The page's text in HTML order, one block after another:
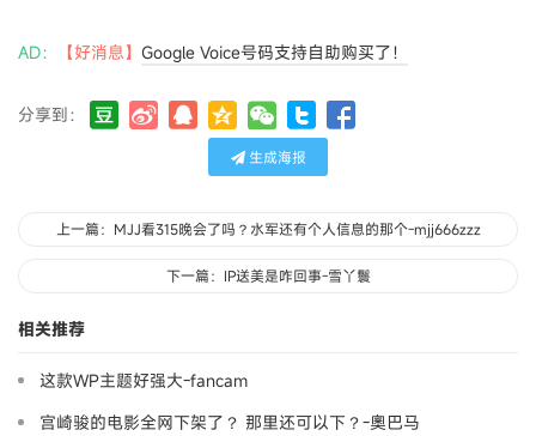
AD： 【好消息】 Google Voice号码支持自助购买了！
分享到：
生成海报
上一篇：MJJ看315晚会了吗？水军还有个人信息的那个-mjj666zzz
下一篇：IP送美是咋回事-雪丫鬟
相关推荐
这款WP主题好强大-fancam
宫崎骏的电影全网下架了？ 那里还可以下？-奧巴马